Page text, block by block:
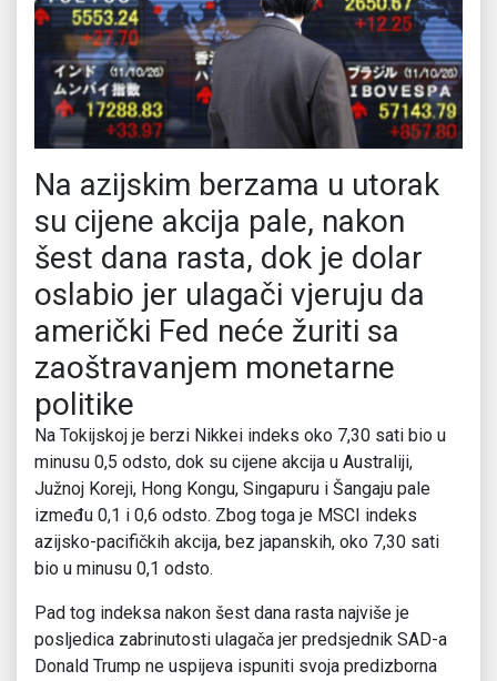
Na azijskim berzama u utorak
su cijene akcija pale, nakon
šest dana rasta, dok je dolar
oslabio jer ulagači vjeruju da
američki Fed neće žuriti sa
zaoštravanjem monetarne
politike
Na Tokijskoj je berzi Nikkei indeks oko 7,30 sati bio u
minusu 0,5 odsto, dok su cijene akcija u Australiji,
Južnoj Koreji, Hong Kongu, Singapuru i Šangaju pale
između 0,1 i 0,6 odsto. Zbog toga je MSCI indeks
azijsko-pacifičkih akcija, bez japanskih, oko 7,30 sati
bio u minusu 0,1 odsto.
Pad tog indeksa nakon šest dana rasta najviše je
posljedica zabrinutosti ulagača jer predsjednik SAD-a
Donald Trump ne uspijeva ispuniti svoja predizborna